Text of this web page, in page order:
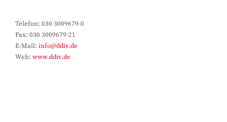
Telefon: 030 3009679-0
Fax: 030 3009679-21
E-Mail: info@ddiv.de
Web: www.ddiv.de